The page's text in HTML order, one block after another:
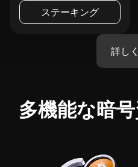
ステーキング
詳し
多機能な暗